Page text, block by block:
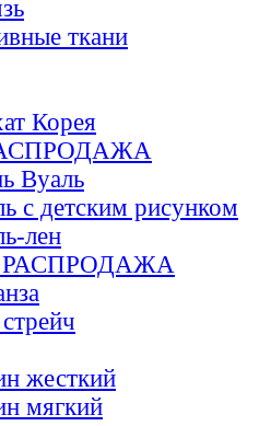
ткани
Корея
Вуаль
с детским рисунком
лен
РАСПРОДАЖА
жесткий
мягкий